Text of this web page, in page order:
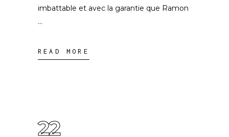
imbattable et avec la garantie que Ramon
READ MORE
22